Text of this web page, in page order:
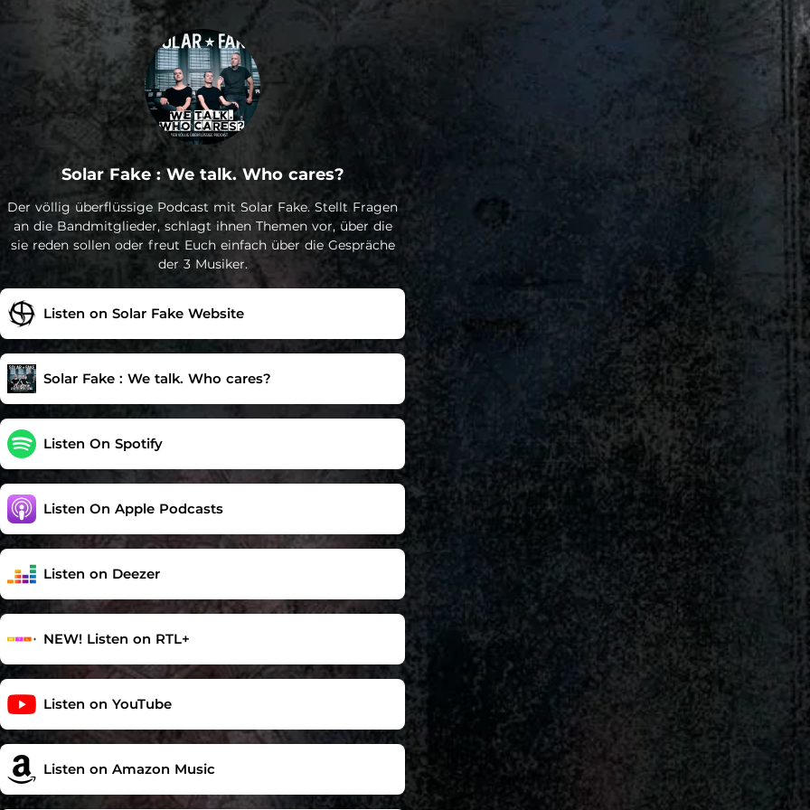
Solar Fake : We talk. Who cares?
Der völlig überflüssige Podcast mit Solar Fake. Stellt Fragen
an die Bandmitglieder, schlagt ihnen Themen vor, über die
sie reden sollen oder freut Euch einfach über die Gespräche
der 3 Musiker.
Listen on Solar Fake Website
Solar Fake : We talk. Who cares?
Listen On Spotify
Listen On Apple Podcasts
Listen on Deezer
NEW! Listen on RTL+
Listen on YouTube
Listen on Amazon Music